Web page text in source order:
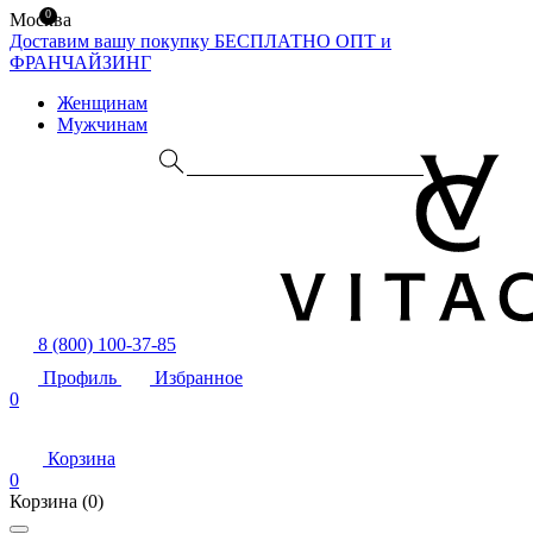
Москва
Доставим вашу покупку БЕСПЛАТНО ОПТ и
ФРАНЧАЙЗИНГ
Женщинам
Мужчинам
8 (800) 100-37-85
Профиль
Избранное
0
Корзина
0
Корзина (0)
0